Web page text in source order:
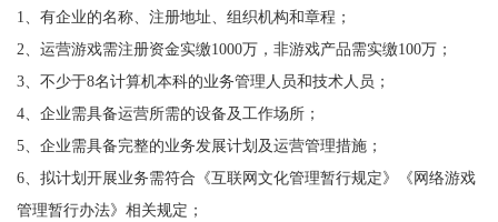
1、有企业的名称、注册地址、组织机构和章程；
2、运营游戏需注册资金实缴1000万，非游戏产品需实缴100万；
3、不少于8名计算机本科的业务管理人员和技术人员；
4、企业需具备运营所需的设备及工作场所；
5、企业需具备完整的业务发展计划及运营管理措施；
6、拟计划开展业务需符合《互联网文化管理暂行规定》《网络游戏
管理暂行办法》相关规定；